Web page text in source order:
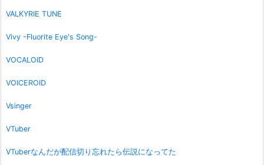
VALKYRIE TUNE
Vivy -Fluorite Eye's Song-
VOCALOID
VOICEROID
Vsinger
VTuber
VTuberなんだが配信切り忘れたら伝説になってた